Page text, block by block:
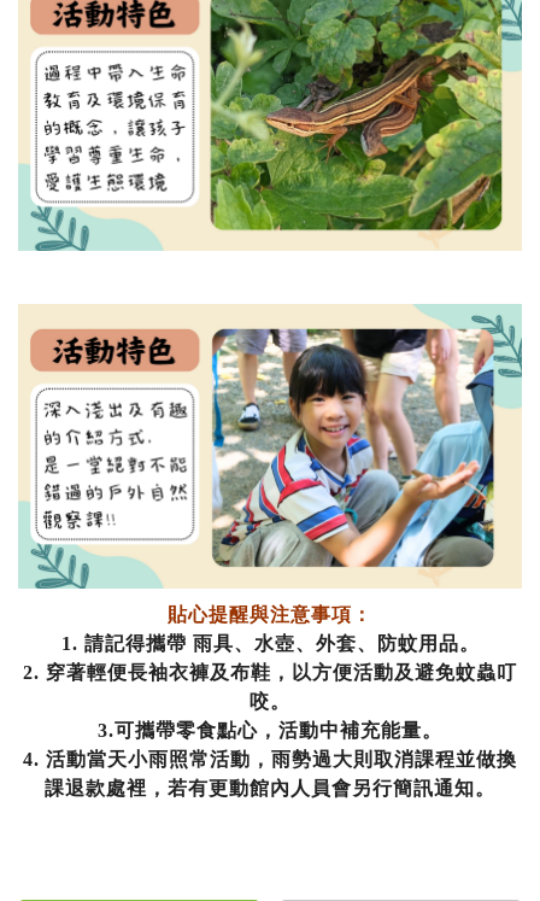
貼心提醒與注意事項：
1. 請記得攜帶 雨具、水壺、外套、防蚊用品。
2. 穿著輕便長袖衣褲及布鞋，以方便活動及避免蚊蟲叮
咬。
3.可攜帶零食點心，活動中補充能量。
4. 活動當天小雨照常活動，雨勢過大則取消課程並做換
課退款處裡， 若有更動館內人員會另行簡訊通知。